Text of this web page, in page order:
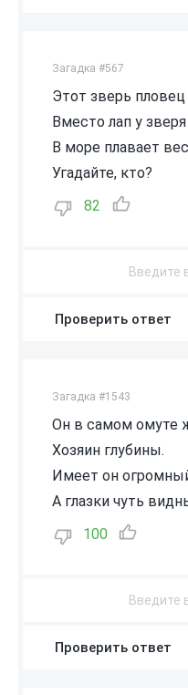
Загадка #567
Этот зверь
Вместо лап у
В море плавает
Угадайте, кто?
82
Проверить ответ
Загадка #1543
Он в самом омуте
Хозяин глубины.
Имеет он
А глазки чуть
100
Проверить ответ